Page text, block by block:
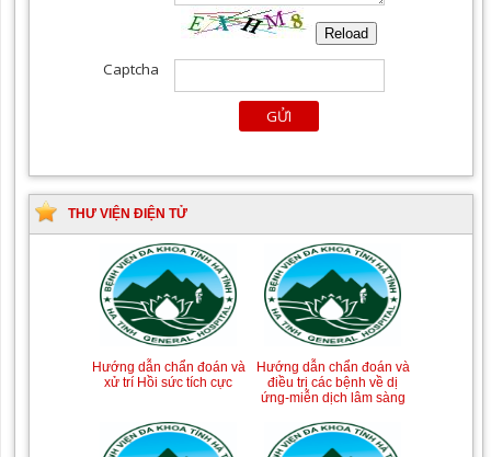
THƯ VIỆN ĐIỆN TỬ
xử trí Hồi sức tích cực
Tài liệu Hướng dẫn
phòng ngừa nhiễm
điều trị các bệnh về dị
ứng-miễn dịch lâm sàng
Hướng dẫn chẩn đoán và
điều trị một số bệnh
truyền nhiễm